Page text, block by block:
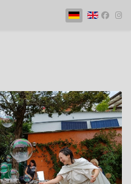
Sprache